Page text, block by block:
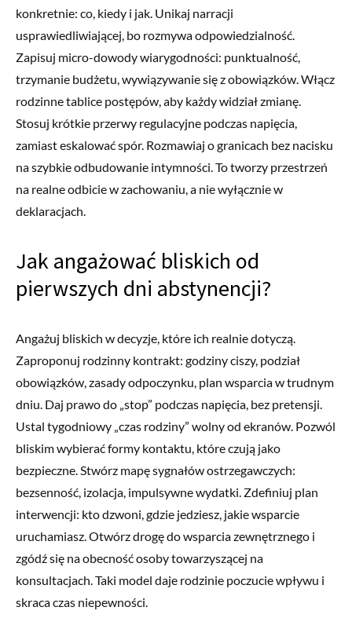
konkretnie: co, kiedy i jak. Unikaj narracji
usprawiedliwiającej, bo rozmywa odpowiedzialność.
Zapisuj micro-dowody wiarygodności: punktualność,
trzymanie budżetu, wywiązywanie się z obowiązków. Włącz
rodzinne tablice postępów, aby każdy widział zmianę.
Stosuj krótkie przerwy regulacyjne podczas napięcia,
zamiast eskalować spór. Rozmawiaj o granicach bez nacisku
na szybkie odbudowanie intymności. To tworzy przestrzeń
na realne odbicie w zachowaniu, a nie wyłącznie w
deklaracjach.
Jak angażować bliskich od
pierwszych dni abstynencji?
Angażuj bliskich w decyzje, które ich realnie dotyczą.
Zaproponuj rodzinny kontrakt: godziny ciszy, podział
obowiązków, zasady odpoczynku, plan wsparcia w trudnym
dniu. Daj prawo do „stop” podczas napięcia, bez pretensji.
Ustal tygodniowy „czas rodziny” wolny od ekranów. Pozwól
bliskim wybierać formy kontaktu, które czują jako
bezpieczne. Stwórz mapę sygnałów ostrzegawczych:
bezsenność, izolacja, impulsywne wydatki. Zdefiniuj plan
interwencji: kto dzwoni, gdzie jedziesz, jakie wsparcie
uruchamiasz. Otwórz drogę do wsparcia zewnętrznego i
zgódź się na obecność osoby towarzyszącej na
konsultacjach. Taki model daje rodzinie poczucie wpływu i
skraca czas niepewności.